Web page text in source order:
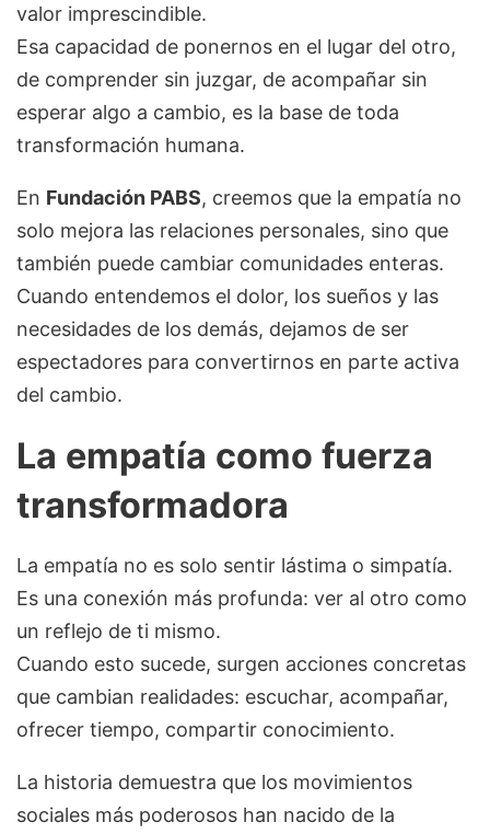
valor imprescindible.
Esa capacidad de ponernos en el lugar del otro,
de comprender sin juzgar, de acompañar sin
esperar algo a cambio, es la base de toda
transformación humana.
En Fundación PABS, creemos que la empatía no
solo mejora las relaciones personales, sino que
también puede cambiar comunidades enteras.
Cuando entendemos el dolor, los sueños y las
necesidades de los demás, dejamos de ser
espectadores para convertirnos en parte activa
del cambio.
La empatía como fuerza
transformadora
La empatía no es solo sentir lástima o simpatía.
Es una conexión más profunda: ver al otro como
un reflejo de ti mismo.
Cuando esto sucede, surgen acciones concretas
que cambian realidades: escuchar, acompañar,
ofrecer tiempo, compartir conocimiento.
La historia demuestra que los movimientos
sociales más poderosos han nacido de la